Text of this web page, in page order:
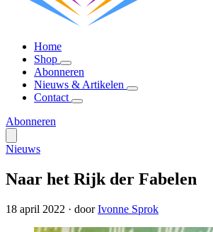
Home
Shop
Abonneren
Nieuws & Artikelen
Contact
Abonneren
Nieuws
Naar het Rijk der Fabelen
18 april 2022 · doorIvonne Sprok